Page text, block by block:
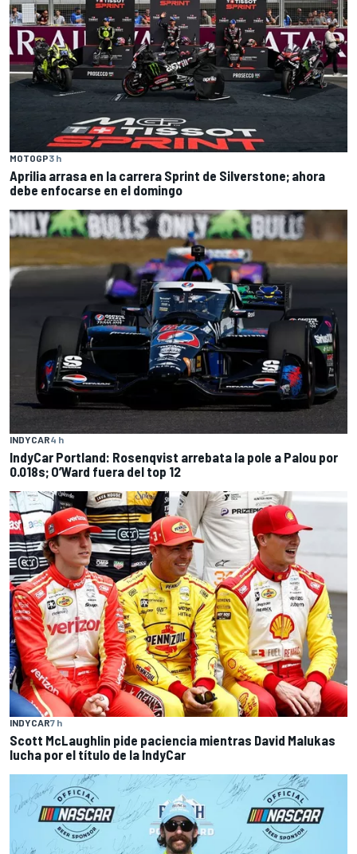
MOTOGP3 h
Aprilia arrasa en la carrera Sprint de Silverstone; ahora
debe enfocarse en el domingo
INDYCAR4 h
IndyCar Portland: Rosenqvist arrebata la pole a Palou por
0.018s; O’Ward fuera del top 12
INDYCAR7 h
Scott McLaughlin pide paciencia mientras David Malukas
lucha por el título de la IndyCar